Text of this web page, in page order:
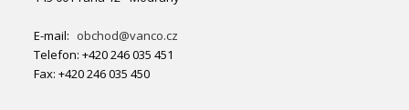
E-mail: obchod@vanco.cz
Telefon: +420 246 035 451
Fax: +420 246 035 450